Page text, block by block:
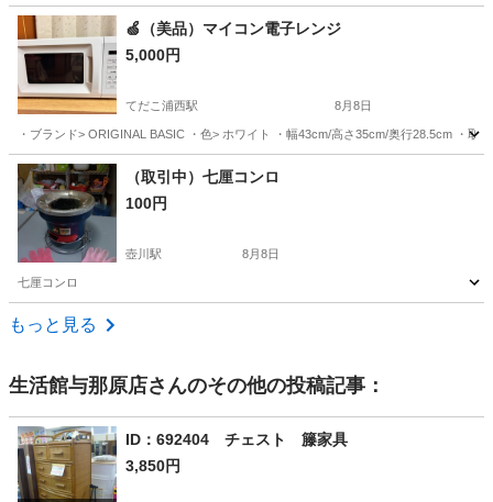
沖縄 中頭郡 てだこ浦西駅 季節、空調家電
🍏（美品）マイコン電子レンジ
5,000円
てだこ浦西駅 8月8日
・ブランド> ORIGINAL BASIC ・色> ホワイト ・幅43cm/高さ35cm/奥行28.5cm ・
沖縄 沖縄市 てだこ浦西駅
（取引中）七厘コンロ
100円
壺川駅 8月8日
七厘コンロ
沖縄 那覇市
もっと見る
生活館与那原店さんのその他の投稿記事：
ID：692404 チェスト 籐家具
3,850円